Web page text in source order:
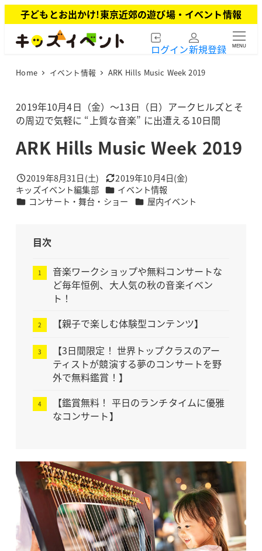
イ
子どもとお出かけ!東京近郊の遊び場・イベント情報
ログイン新規登録 MENU
Home イベント情報 ARK Hills Music Week 2019
2019年10月4日（金）～13日（日）アークヒルズとそ
の周辺で気軽に “上質な音楽” に出遭える10日間
ARK Hills Music Week 2019
投稿日
2019年8月31日(土) 更新日
2019年10月4日(金)
著
者
キッズイベント編集部 カテゴリー
イベント情報
カテゴリー
コンサート・舞台・ショー カテゴリー
屋内イベント
目次
音楽ワークショップや無料コンサートな
ど毎年恒例、大人気の秋の音楽イベン
ト！
【親子で楽しむ体験型コンテンツ】
【3日間限定！ 世界トップクラスのアー
ティストが競演する夢のコンサートを野
外で無料鑑賞！】
【鑑賞無料！ 平日のランチタイムに優雅
なコンサート】